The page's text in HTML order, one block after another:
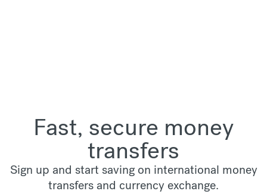
Fast, secure money
transfers
Sign up and start saving on international money
transfers and currency exchange.